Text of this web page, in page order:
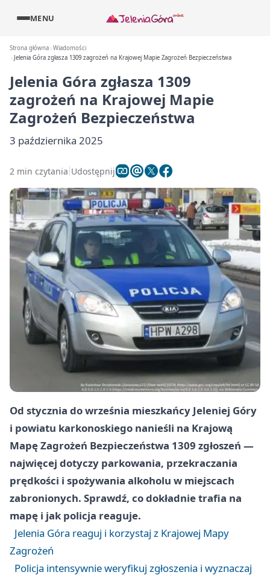
MENU
Strona główna Wiadomości
Jelenia Góra zgłasza 1309 zagrożeń na Krajowej Mapie Zagrożeń Bezpieczeństwa
Jelenia Góra zgłasza 1309
zagrożeń na Krajowej Mapie
Zagrożeń Bezpieczeństwa
3 października 2025
2 min czytania Udostępnij
Od stycznia do września mieszkańcy Jeleniej Góry
i powiatu karkonoskiego nanieśli na Krajową
Mapę Zagrożeń Bezpieczeństwa 1309 zgłoszeń —
najwięcej dotyczy parkowania, przekraczania
prędkości i spożywania alkoholu w miejscach
zabronionych. Sprawdź, co dokładnie trafia na
mapę i jak policja reaguje.
Jelenia Góra reaguj i korzystaj z Krajowej Mapy
Zagrożeń
Policja intensywnie weryfikuj zgłoszenia i wyznaczaj